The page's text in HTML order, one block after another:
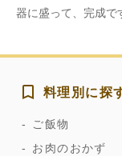
器に盛って、完成で
料理別に探
ご飯物
お肉のおかず